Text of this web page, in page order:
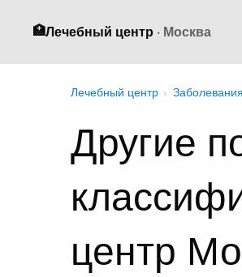
🏥Лечебный центр · Москва
Лечебный центр › Заболевания
Другие
центр